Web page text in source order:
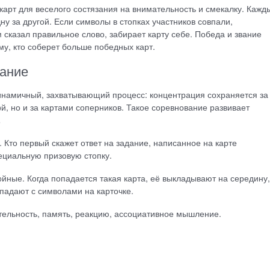
для веселого состязания на внимательность и смекалку.
за другой. Если символы в стопках участников совпали,
правильное слово, забирает карту себе. Победа и звание
кто соберет больше победных карт.
захватывающий процесс: концентрация сохраняется за
но и за картами соперников. Такое соревнование развивает
первый скажет ответ на задание, написанное на карте
призовую стопку.
Когда попадается такая карта, её выкладывают на середину,
с символами на карточке.
память, реакцию, ассоциативное мышление.